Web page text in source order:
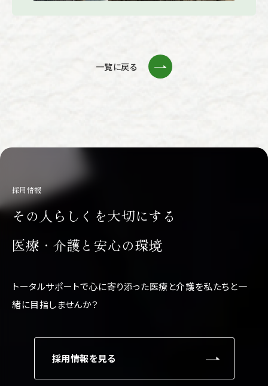
一覧に戻る
採用情報
その人らしくを大切にする
医療・介護と安心の環境
トータルサポートで心に寄り添った医療と介護を私たちと一
緒に目指しませんか？
採用情報を見る